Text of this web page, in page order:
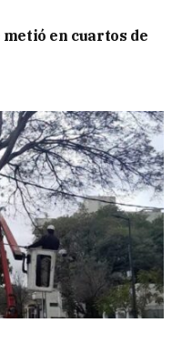
en cuartos de